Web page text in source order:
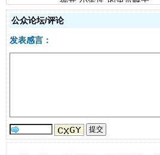
公众论坛/评论
发表感言：